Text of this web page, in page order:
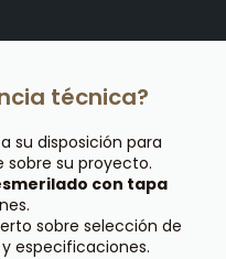
técnica?
su disposición para
su proyecto.
con tapa
sobre selección de
especificaciones.